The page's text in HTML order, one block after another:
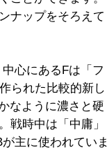
ナップをそろえて
心にあるFは「フ
られた比較的新し
なように濃さと硬
戦時中は「中庸」
主に使われていま